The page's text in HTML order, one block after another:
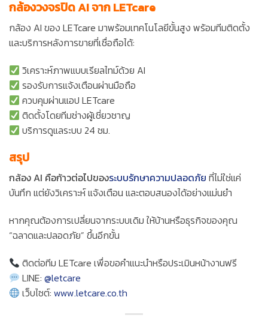
กล้องวงจรปิด AI จาก LETcare
กล้อง AI ของ LETcare มาพร้อมเทคโนโลยีขั้นสูง พร้อมทีมติดตั้ง
และบริการหลังการขายที่เชื่อถือได้:
วิเคราะห์ภาพแบบเรียลไทม์ด้วย AI
รองรับการแจ้งเตือนผ่านมือถือ
ควบคุมผ่านแอป LETcare
ติดตั้งโดยทีมช่างผู้เชี่ยวชาญ
บริการดูแลระบบ 24 ชม.
สรุป
กล้อง AI คือก้าวต่อไปของระบบรักษาความปลอดภัย ที่ไม่ใช่แค่
บันทึก แต่ยังวิเคราะห์ แจ้งเตือน และตอบสนองได้อย่างแม่นยำ
หากคุณต้องการเปลี่ยนจากระบบเดิม ให้บ้านหรือธุรกิจของคุณ
“ฉลาดและปลอดภัย” ขึ้นอีกขั้น
ติดต่อทีม LETcare เพื่อขอคำแนะนำหรือประเมินหน้างานฟรี
LINE:@letcare
เว็บไซต์: www.letcare.co.th